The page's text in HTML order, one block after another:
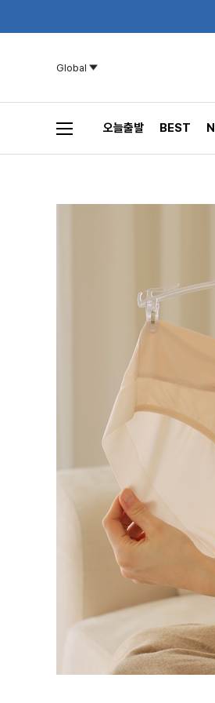
Global
오늘출발 BEST